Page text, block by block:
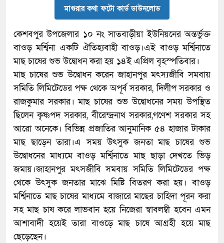
মাগুরার কথা ফটো কার্ড ডাউনলোড
কেশবপুর উপজেলার ১০ নং সাতবাড়ীয়া ইউনিয়নের অন্তর্ভুক্ত
বাওড় মর্শ্বিনা একটি ঐতিহ্যবাহী বাওড়।এই বাওড় মর্শ্বিনাতে
মাছ চাষের শুভ উদ্বোধন করা হয় ১৪ই এপ্রিল বৃহস্পতিবার।
মাছ চাষের শুভ উদ্বোধন করেন জাহানপুর মৎস্যজীবি সমবায়
সমিতি লিমিটেডের পক্ষ থেকে অপূর্ব সরকার, দিলীপ সরকার ও
রাজকুমার সরকার। মাছ চাষের শুভ উদ্বোধনের সময় উপস্থিত
ছিলেন কৃষ্ণপদ সরকার, বীরেন্দ্রনাথ সরকার,গণেশ সরকার সহ
আরো অনেকে। বিভিন্ন প্রজাতির আনুমানিক ৫৪ হাজার টাকার
মাছ ছাড়েন তারা।এ সময় উৎসুক জনতা মাছ চাষের শুভ
উদ্বোধনের মাধ্যমে বাওড় মর্শ্বিনাতে মাছ ছাড়া দেখতে ভিড়
জমায়।জাহানপুর মৎসজীবি সমবায় সমিতি লিমিটেডের পক্ষ
থেকে উৎসুক জনতার মাঝে মিষ্টি বিতরণ করা হয়। বাওড়
মর্শ্বিনাতে মাছ চাষের মাধ্যমে বাজারে মাছের চাহিদা পূরন করা
সহ মাছ চাষ করে লাভবান হয়ে নিজেরা স্বাবলম্বী হবেন এমন
আশাবাদী হয়েই তারা বাওড়ে মাছ চাষে আগ্রহী হয়ে মাছ
ছেড়েছেন।